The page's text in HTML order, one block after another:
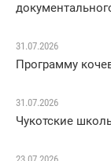
31.07.2026
Программу
31.07.2026
Чукотские